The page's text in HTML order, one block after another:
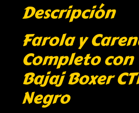
Descripción
Farola y
Completo con
Bajaj Boxer
Negro